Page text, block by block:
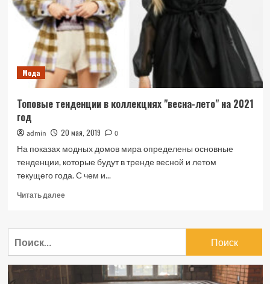
супер-
модниц
Мода
Топовые тенденции в коллекциях "весна-лето" на 2021
год
admin 20 мая, 2019
0
На показах модных домов мира определены основные
тенденции, которые будут в тренде весной и летом
текущего года. С чем и...
Читать далееПрочитать
Топовые